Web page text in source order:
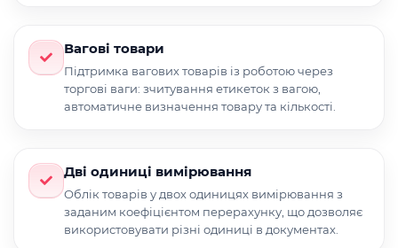
Вагові товари
Підтримка вагових товарів із роботою через
торгові ваги: зчитування етикеток з вагою,
автоматичне визначення товару та кількості.
Дві одиниці вимірювання
Облік товарів у двох одиницях вимірювання з
заданим коефіцієнтом перерахунку, що дозволяє
використовувати різні одиниці в документах.